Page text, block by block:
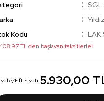
SGL
Kodu
TL den başlayan taksitlerle!
Eft Fiyatı:5.930,00